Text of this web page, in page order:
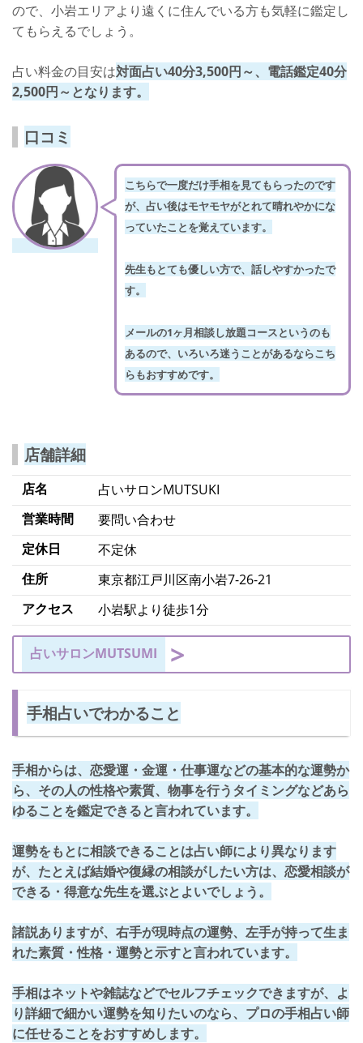
ので、小岩エリアより遠くに住んでいる方も気軽に鑑定し
てもらえるでしょう。
占い料金の目安は対面占い40分3,500円～、電話鑑定40分
2,500円～となります。
口コミ
こちらで一度だけ手相を見てもらったのです
が、占い後はモヤモヤがとれて晴れやかにな
っていたことを覚えています。
先生もとても優しい方で、話しやすかったで
す。
メールの1ヶ月相談し放題コースというのも
あるので、いろいろ迷うことがあるならこち
らもおすすめです。
店舗詳細
店名
占いサロンMUTSUKI
営業時間
要問い合わせ
定休日
不定休
住所
東京都江戸川区南小岩7-26-21
アクセス
小岩駅より徒歩1分
占いサロンMUTSUMI
手相占いでわかること
手相からは、 恋愛運・金運・仕事運などの基本的な運勢か
ら、その人の性格や素質、物事を行うタイミングなどあら
ゆることを鑑定できると言われています。
運勢をもとに相談できることは占い師により異なります
が、たとえば結婚や復縁の相談がしたい方は、恋愛相談が
できる・得意な先生を選ぶとよいでしょう。
諸説ありますが、右手が現時点の運勢、左手が持って生ま
れた素質・性格・運勢と示すと言われています。
手相はネットや雑誌などでセルフチェックできますが、よ
り詳細で細かい運勢を知りたいのなら、プロの手相占い師
に任せることをおすすめします。